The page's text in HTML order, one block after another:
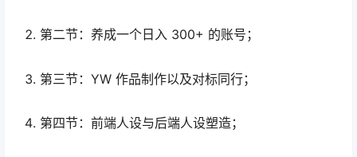
第二节：养成一个日入 300+ 的账号；
第三节：YW 作品制作以及对标同行；
第四节：前端人设与后端人设塑造；